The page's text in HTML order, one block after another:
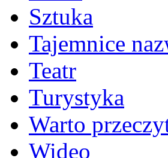
Sztuka
Tajemnice
Teatr
Turystyka
Warto
Wideo